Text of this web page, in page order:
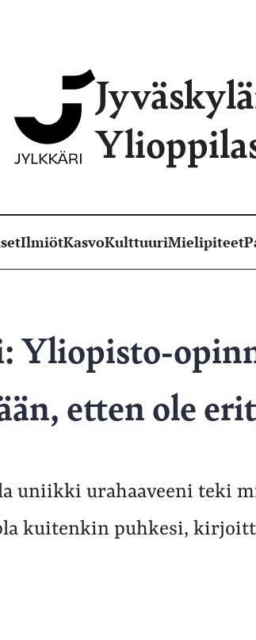
IlmiötKasvoKulttuuriMielipiteet
Yliopisto-
etten ole
uniikki urahaaveeni teki
kuitenkin puhkesi,